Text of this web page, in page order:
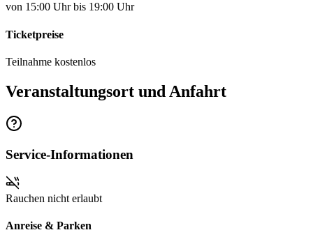
von 15:00 Uhr bis 19:00 Uhr
Ticketpreise
Teilnahme kostenlos
Veranstaltungsort und Anfahrt
Service-Informationen
Rauchen nicht erlaubt
Anreise & Parken